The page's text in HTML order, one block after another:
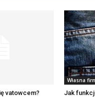
vatowcem?
Własna
Jak